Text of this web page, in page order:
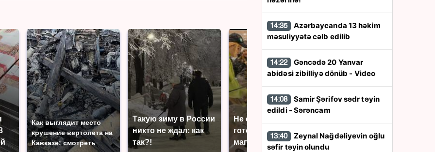
Как выглядит место
крушение вертолета на
Кавказе: смотреть
Такую зиму в России
никто не ждал: как
так?!
Не ешьте эту
готовую еду из
магазина: список
криптомиллионера
14:35
məsuliyyətə cəlb edilib
14:22
abidəsi zibilliyə dönüb - Video
14:08
edildi - Sərəncam
13:40
səfir təyin olundu